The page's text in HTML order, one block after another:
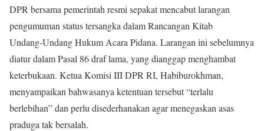
DPR bersama pemerintah resmi sepakat mencabut larangan
pengumuman status tersangka dalam Rancangan Kitab
Undang‑Undang Hukum Acara Pidana. Larangan ini sebelumnya
diatur dalam Pasal 86 draf lama, yang dianggap menghambat
keterbukaan. Ketua Komisi III DPR RI, Habiburokhman,
menyampaikan bahwasanya ketentuan tersebut “terlalu
berlebihan” dan perlu disederhanakan agar menegaskan asas
praduga tak bersalah.